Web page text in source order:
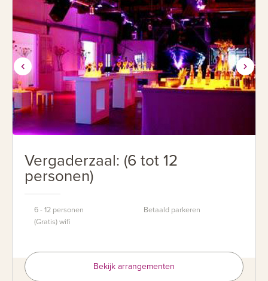
Vergaderzaal: (6 tot 12
personen)
6 - 12 personen
(Gratis) wifi
Betaald parkeren
Bekijk arrangementen